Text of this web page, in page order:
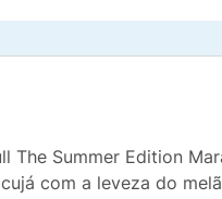
Summer Edition
com a leveza do